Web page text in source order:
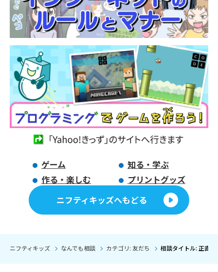
ゲーム
知る・学ぶ
作る・楽しむ
プリントグッズ
ニフティキッズへもどる
ニフティキッズ なんでも相談 カテゴリ: 友だち 相談タイトル: 正直